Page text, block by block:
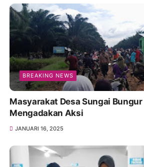
BREAKING NEWS
Masyarakat Desa Sungai Bungur
Mengadakan Aksi
JANUARI 16, 2025